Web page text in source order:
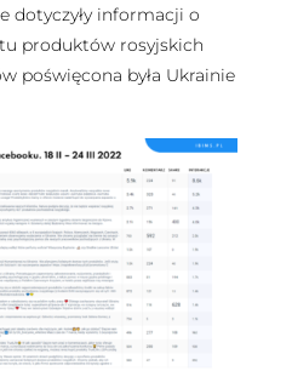
dotyczyły informacji o
produktów rosyjskich
poświęcona była Ukrainie